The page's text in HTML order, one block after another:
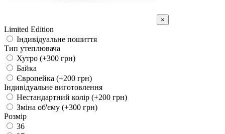
×
Limited Edition
Індивідуальне пошиття
Тип утеплювача
Хутро (+300 грн)
Байка
Європейка (+200 грн)
Індивідуальне виготовлення
Нестандартний колір (+200 грн)
Зміна об'єму (+300 грн)
Розмір
36